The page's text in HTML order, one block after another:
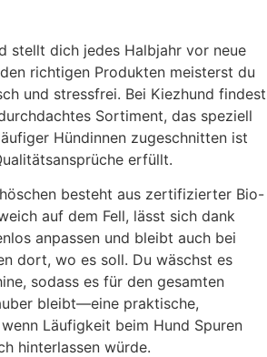
stellt dich jedes Halbjahr vor neue
richtigen Produkten meisterst du
und stressfrei. Bei Kiezhund findest
Sortiment, das speziell
Hündinnen zugeschnitten ist
erfüllt.
besteht aus zertifizierter Bio-
auf dem Fell, lässt sich dank
anpassen und bleibt auch bei
dort, wo es soll. Du wäschst es
sodass es für den gesamten
bleibt—eine praktische,
Läufigkeit beim Hund Spuren
hinterlassen würde.